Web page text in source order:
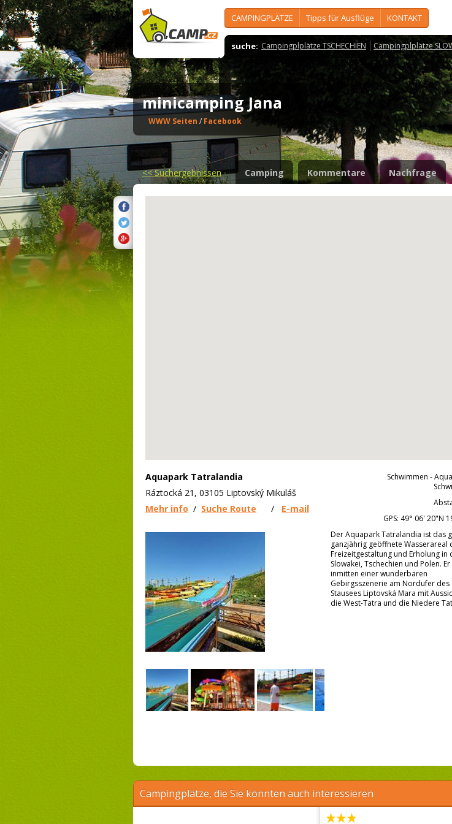
CAMPINGPLÄTZE Tipps für Ausflüge KONTAKT
suche: Campingplplätze TSCHECHIEN Campingplplätze
minicamping Jana
WWW Seiten / Facebook
<<Suchergebnissen Camping Kommentare Nachfrage
Aquapark Tatralandia
Ráztocká 21, 03105 Liptovský Mikuláš
Mehr info / Suche Route / E-mail
Schwimmen -
GPS: 49° 06' 20"N
Der Aquapark Tatralandia ist das
ganzjährig geöffnete Wasserareal
Freizeitgestaltung und Erholung in
Slowakei, Tschechien und Polen.
inmitten einer wunderbaren
Gebirgsszenerie am Nordufer des
Stausees Liptovská Mara mit
die West-Tatra und die Niedere
Campingplätze, die Sie könnten auch interessieren